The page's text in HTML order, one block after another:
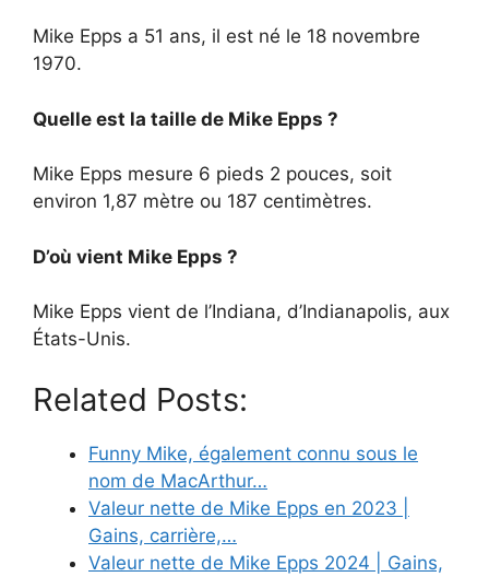
Mike Epps a 51 ans, il est né le 18 novembre
1970.
Quelle est la taille de Mike Epps ?
Mike Epps mesure 6 pieds 2 pouces, soit
environ 1,87 mètre ou 187 centimètres.
D’où vient Mike Epps ?
Mike Epps vient de l’Indiana, d’Indianapolis, aux
États-Unis.
Related Posts:
Funny Mike, également connu sous le
nom de MacArthur…
Valeur nette de Mike Epps en 2023 |
Gains, carrière,…
Valeur nette de Mike Epps 2024 | Gains,